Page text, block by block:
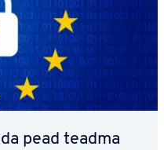
pead teadma